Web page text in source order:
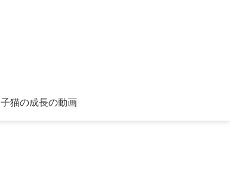
子猫の成長の動画